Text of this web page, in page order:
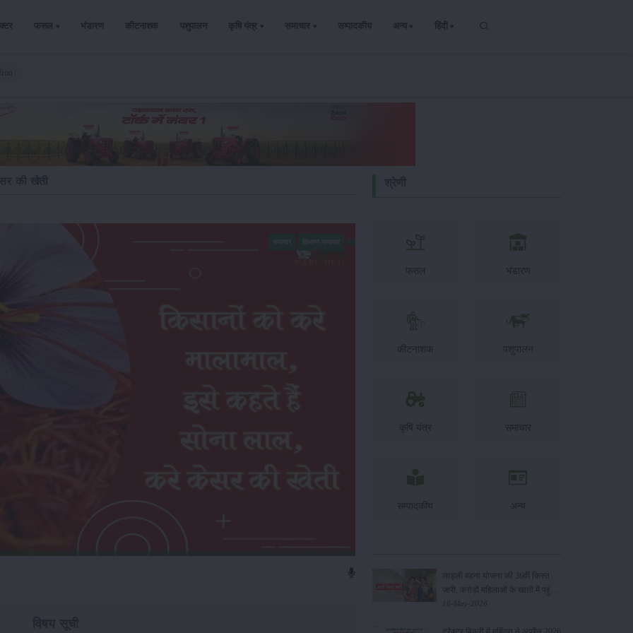
फसल भंडारण कीटनाशक पशुपालन कृषि यंत्र समाचार सम्पादकीय अन्य हिंदी
फसल भंडारण
कीटनाशक पशुपालन
कृषि यंत्र समाचार
सम्पादकीय अन्य
लाड़ली बहना योजना की 36वीं किस्त
जारी, करोड़ों महिलाओं के खातों में पहुंचे
1500 रुपये
16-May-2026